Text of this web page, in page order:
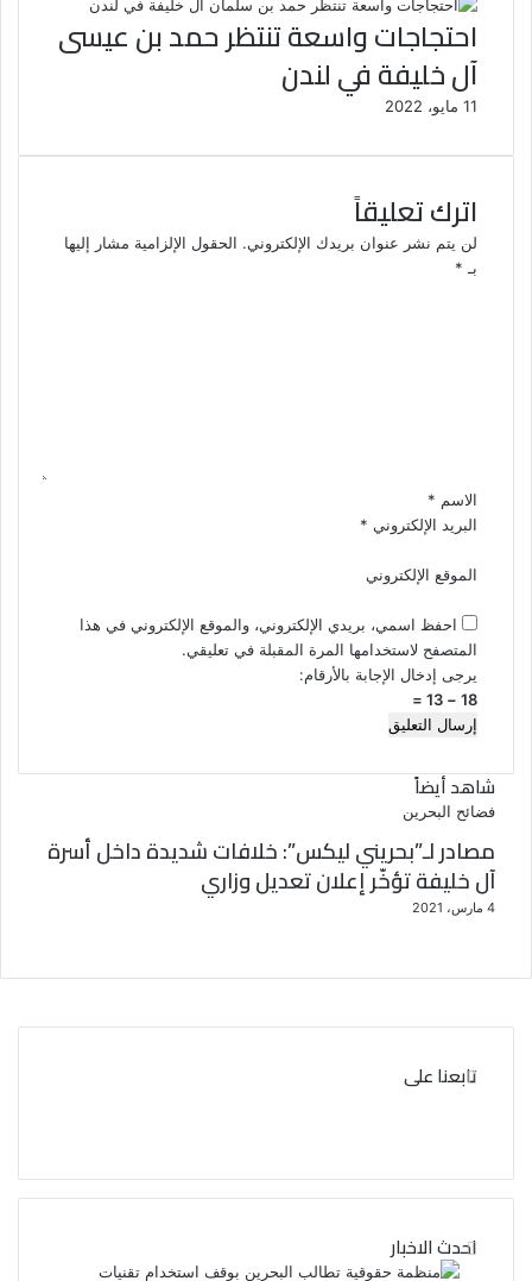
احتجاجات واسعة تنتظر حمد بن عيسى
آل خليفة في لندن
11 مايو، 2022
اترك تعليقاً
لن يتم نشر عنوان بريدك الإلكتروني. الحقول الإلزامية مشار إليها
بـ *
الاسم *
البريد الإلكتروني *
الموقع الإلكتروني
احفظ اسمي، بريدي الإلكتروني، والموقع الإلكتروني في هذا
المتصفح لاستخدامها المرة المقبلة في تعليقي.
يرجى إدخال الإجابة بالأرقام:
18 − 13 =
شاهد أيضاً
إ
ل
ا
ق
فضائح البحرين
مصادر لـ”بحريني ليكس”: خلافات شديدة داخل أسرة
آل خليفة تؤخّر إعلان تعديل وزاري
4 مارس، 2021
تابعنا على
احدث الاخبار